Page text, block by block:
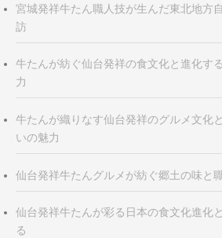
ン
宮城発祥牛たん職人技が生んだ東北地方
訪
牛たんが紡ぐ仙台発祥の食文化と進化す
力
牛たんが織りなす仙台発祥のグルメ文化
いの魅力
仙台発祥牛たんグルメが紡ぐ郷土の味と
仙台発祥牛たんが彩る日本の食文化進化
る